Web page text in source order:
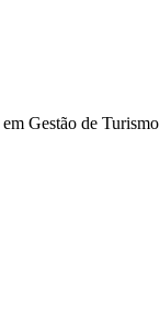
Gestão de Turismo